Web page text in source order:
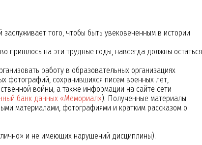
того, чтобы быть увековеченным в истории
на эти трудные годы, навсегда должны остаться
работу в образовательных организациях
фотографий, сохранившихся писем военных лет,
войны, а также информации на сайте сети
банк данных «Мемориал»). Полученные материалы
материалами, фотографиями и кратким рассказом о
и не имеющих нарушений дисциплины).